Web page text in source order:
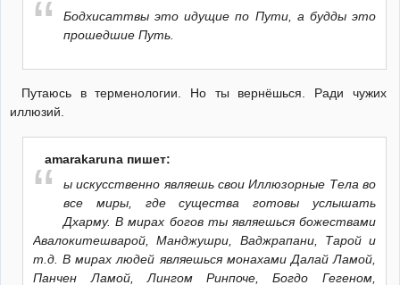
Бодхисаттвы это идущие по Пути, а будды это
прошедшие Путь.
Путаюсь в терменологии. Но ты вернёшься. Ради чужих
иллюзий.
amarakaruna пишет:
ы искусственно являешь свои Иллюзорные Тела во
все миры, где существа готовы услышать
Дхарму. В мирах богов ты являешься божествами
Авалокитешварой, Манджушри, Ваджрапани, Тарой и
т.д. В мирах людей являешься монахами Далай Ламой,
Панчен Ламой, Лингом Ринпоче, Богдо Гегеном,